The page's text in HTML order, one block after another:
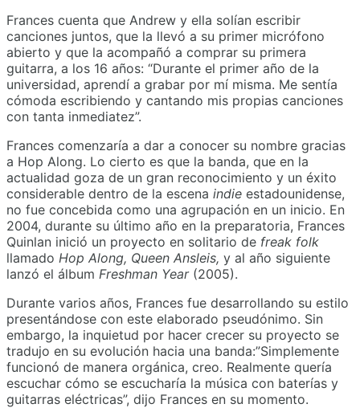
Frances cuenta que Andrew y ella solían escribir
canciones juntos, que la llevó a su primer micrófono
abierto y que la acompañó a comprar su primera
guitarra, a los 16 años: “Durante el primer año de la
universidad, aprendí a grabar por mí misma. Me sentía
cómoda escribiendo y cantando mis propias canciones
con tanta inmediatez”.
Frances comenzaría a dar a conocer su nombre gracias
a Hop Along. Lo cierto es que la banda, que en la
actualidad goza de un gran reconocimiento y un éxito
considerable dentro de la escena indie estadounidense,
no fue concebida como una agrupación en un inicio. En
2004, durante su último año en la preparatoria, Frances
Quinlan inició un proyecto en solitario de freak folk
llamado Hop Along, Queen Ansleis, y al año siguiente
lanzó el álbum Freshman Year(2005).
Durante varios años, Frances fue desarrollando su estilo
presentándose con este elaborado pseudónimo. Sin
embargo, la inquietud por hacer crecer su proyecto se
tradujo en su evolución hacia una banda:”Simplemente
funcionó de manera orgánica, creo. Realmente quería
escuchar cómo se escucharía la música con baterías y
guitarras eléctricas”, dijo Frances en su momento.